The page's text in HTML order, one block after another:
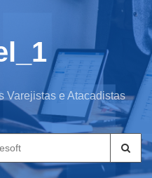
Varejistas e Atacadistas